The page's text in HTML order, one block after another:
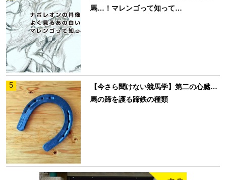
馬…！マレンゴって知って…
5
【今さら聞けない競馬学】第二の心臓…
馬の蹄を護る蹄鉄の種類